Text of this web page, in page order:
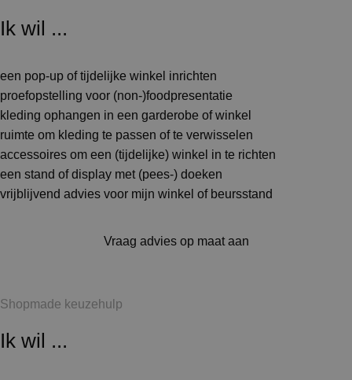
Ik wil ...
een pop-up of tijdelijke winkel inrichten
proefopstelling voor (non-)foodpresentatie
kleding ophangen in een garderobe of winkel
ruimte om kleding te passen of te verwisselen
accessoires om een (tijdelijke) winkel in te richten
een stand of display met (pees-) doeken
vrijblijvend advies voor mijn winkel of beursstand
Vraag advies op maat aan
Shopmade keuzehulp
Ik wil ...